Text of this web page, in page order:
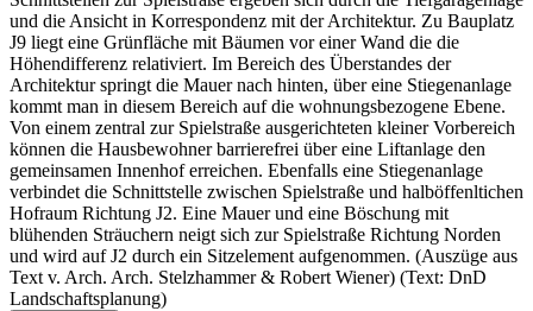
und die Ansicht in Korrespondenz mit der Architektur. Zu Bauplatz
J9 liegt eine Grünfläche mit Bäumen vor einer Wand die die
Höhendifferenz relativiert. Im Bereich des Überstandes der
Architektur springt die Mauer nach hinten, über eine Stiegenanlage
kommt man in diesem Bereich auf die wohnungsbezogene Ebene.
Von einem zentral zur Spielstraße ausgerichteten kleiner Vorbereich
können die Hausbewohner barrierefrei über eine Liftanlage den
gemeinsamen Innenhof erreichen. Ebenfalls eine Stiegenanlage
verbindet die Schnittstelle zwischen Spielstraße und halböffenltichen
Hofraum Richtung J2. Eine Mauer und eine Böschung mit
blühenden Sträuchern neigt sich zur Spielstraße Richtung Norden
und wird auf J2 durch ein Sitzelement aufgenommen. (Auszüge aus
Text v. Arch. Arch. Stelzhammer & Robert Wiener) (Text: DnD
Landschaftsplanung)